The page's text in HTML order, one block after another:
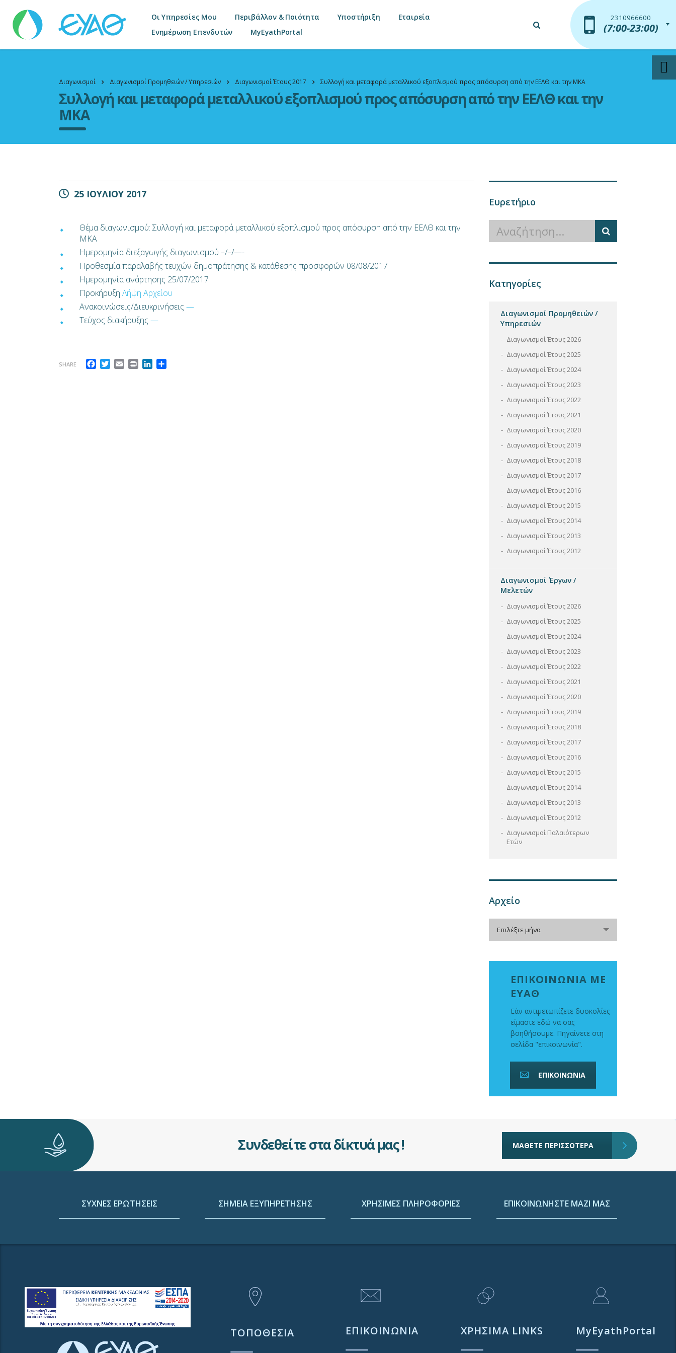
Οι Υπηρεσίες Μου Περιβάλλον & Ποιότητα Υποστήριξη
Εταιρεία
Ενημέρωση Επενδυτών
MyEyathPortal
2310966600
(7:00-23:00)
2310966600
(7:00-23:00)
Διαγωνισμοί Διαγωνισμοί Προμηθειών / Υπηρεσιών Διαγωνισμοί Έτους 2017 Συλλογή και μεταφορά μεταλλικού εξοπλισμού προς απόσυρση από την ΕΕΛΘ και την ΜΚΑ
Συλλογή και μεταφορά μεταλλικού εξοπλισμού προς απόσυρση από την ΕΕΛΘ και την
ΜΚΑ
25 ΙΟΥΛΙΟΥ 2017
Θέμα διαγωνισμού: Συλλογή και μεταφορά μεταλλικού εξοπλισμού προς απόσυρση από την ΕΕΛΘ και την
ΜΚΑ
Ημερομηνία διεξαγωγής διαγωνισμού –/–/—-
Προθεσμία παραλαβής τευχών δημοπράτησης & κατάθεσης προσφορών 08/08/2017
Ημερομηνία ανάρτησης 25/07/2017
Προκήρυξη Λήψη Αρχείου
Ανακοινώσεις/Διευκρινήσεις —
Τεύχος διακήρυξης —
SHARE Facebook
Twitter
EmailPrintLinkedIn
Ευρετήριο
Κατηγορίες
Διαγωνισμοί Προμηθειών /
Υπηρεσιών
Διαγωνισμοί Έτους 2026
Διαγωνισμοί Έτους 2025
Διαγωνισμοί Έτους 2024
Διαγωνισμοί Έτους 2023
Διαγωνισμοί Έτους 2022
Διαγωνισμοί Έτους 2021
Διαγωνισμοί Έτους 2020
Διαγωνισμοί Έτους 2019
Διαγωνισμοί Έτους 2018
Διαγωνισμοί Έτους 2017
Διαγωνισμοί Έτους 2016
Διαγωνισμοί Έτους 2015
Διαγωνισμοί Έτους 2014
Διαγωνισμοί Έτους 2013
Διαγωνισμοί Έτους 2012
Διαγωνισμοί Έργων /
Μελετών
Διαγωνισμοί Έτους 2026
Διαγωνισμοί Έτους 2025
Διαγωνισμοί Έτους 2024
Διαγωνισμοί Έτους 2023
Διαγωνισμοί Έτους 2022
Διαγωνισμοί Έτους 2021
Διαγωνισμοί Έτους 2020
Διαγωνισμοί Έτους 2019
Διαγωνισμοί Έτους 2018
Διαγωνισμοί Έτους 2017
Διαγωνισμοί Έτους 2016
Διαγωνισμοί Έτους 2015
Διαγωνισμοί Έτους 2014
Διαγωνισμοί Έτους 2013
Διαγωνισμοί Έτους 2012
Διαγωνισμοί Παλαιότερων
Ετών
Αρχείο
Επιλέξτε μήνα
ΕΠΙΚΟΙΝΩΝΙΑ ΜΕ
ΕΥΑΘ
Εάν αντιμετωπίζετε δυσκολίες
είμαστε εδώ να σας
βοηθήσουμε. Πηγαίνετε στη
σελίδα "επικοινωνία".
ΕΠΙΚΟΙΝΩΝΙΑ
Συνδεθείτε στα δίκτυά μας ! ΜΑΘΕΤΕ ΠΕΡΙΣΣΟΤΕΡΑ
ΣΥΧΝΕΣ ΕΡΩΤΗΣΕΙΣ ΣΗΜΕΙΑ ΕΞΥΠΗΡΕΤΗΣΗΣ ΧΡΗΣΙΜΕΣ ΠΛΗΡΟΦΟΡΙΕΣ ΕΠΙΚΟΙΝΩΝΗΣΤΕ ΜΑΖΙ ΜΑΣ
ΤΟΠΟΘΕΣΙΑ ΕΠΙΚΟΙΝΩΝΙΑ ΧΡΗΣΙΜΑ LINKS MyEyathPortal